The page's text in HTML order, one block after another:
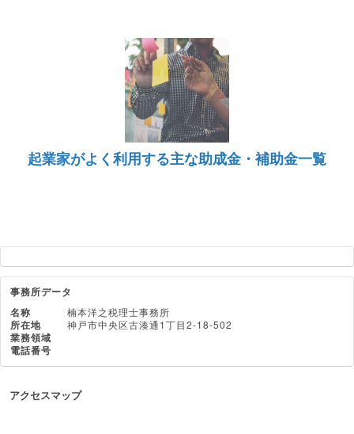
起業家がよく利用する主な助成金・補助金一覧
事務所データ
名称
楠本洋之税理士事務所
所在地 神戸市中央区古湊通1丁目2-18-502
業務領域
電話番号
アクセスマップ